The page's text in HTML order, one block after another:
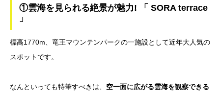
①雲海を見られる絶景が魅力! 「 SORA terrace
」
標高1770m、竜王マウンテンパークの一施設として近年大人気の
スポットです。
なんといっても特筆すべきは、 空一面に広がる雲海を観察できる